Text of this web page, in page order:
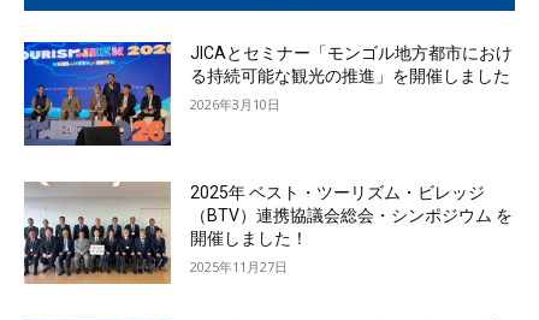
JICAとセミナー「モンゴル地方都市におけ
る持続可能な観光の推進」を開催しました
2026年3月10日
2025年 ベスト・ツーリズム・ビレッジ
（BTV）連携協議会総会・シンポジウム を
開催しました！
2025年11月27日